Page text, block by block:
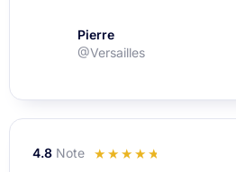
Pierre
@Versailles
4.8 Note ☆ ☆ ☆ ☆ ☆